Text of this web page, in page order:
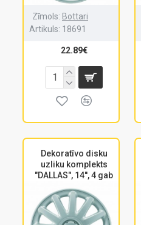
Zīmols: Bottari
Artikuls: 18691
22.89€
Dekoratīvo disku
uzliku komplekts
"DALLAS", 14'', 4 gab